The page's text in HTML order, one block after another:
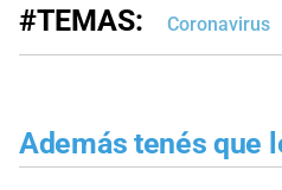
#TEMAS: Coronavirus
Además tenés que